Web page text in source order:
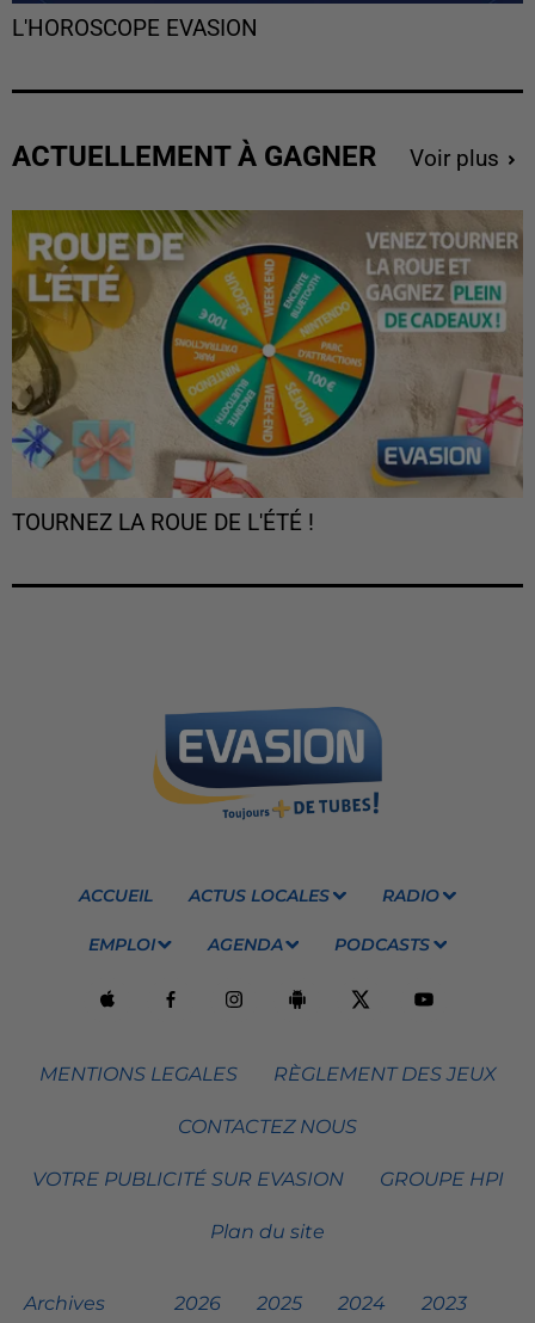
L'HOROSCOPE EVASION
ACTUELLEMENT À GAGNER Voir plus
TOURNEZ LA ROUE DE L'ÉTÉ !
ACCUEIL ACTUS LOCALES RADIO
EMPLOI AGENDA PODCASTS
MENTIONS LEGALES RÈGLEMENT DES JEUX
CONTACTEZ NOUS
VOTRE PUBLICITÉ SUR EVASION GROUPE HPI
Plan du site
Archives 2026 2025 2024 2023